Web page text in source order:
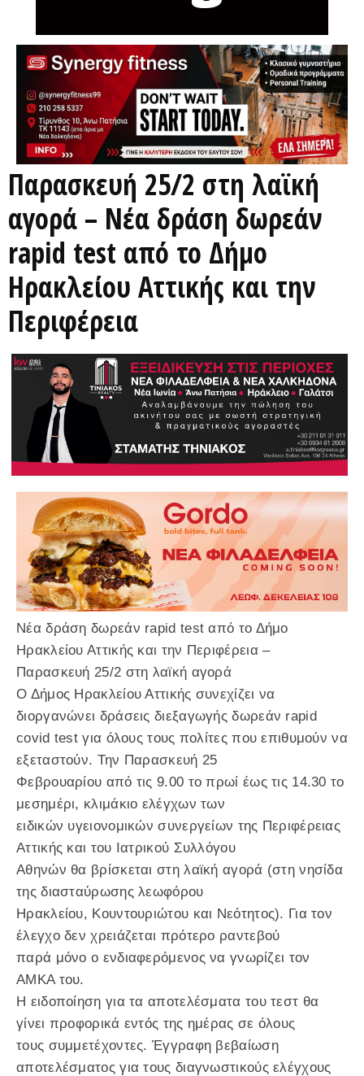
Παρασκευή 25/2 στη λαϊκή
αγορά – Νέα δράση δωρεάν
rapid test από το Δήμο
Ηρακλείου Αττικής και την
Περιφέρεια
Νέα δράση δωρεάν rapid test από το Δήμο
Ηρακλείου Αττικής και την Περιφέρεια –
Παρασκευή 25/2 στη λαϊκή αγορά
Ο Δήμος Ηρακλείου Αττικής συνεχίζει να
διοργανώνει δράσεις διεξαγωγής δωρεάν rapid
covid test για όλους τους πολίτες που επιθυμούν να
εξεταστούν. Την Παρασκευή 25
Φεβρουαρίου από τις 9.00 το πρωί έως τις 14.30 το
μεσημέρι, κλιμάκιο ελέγχων των
ειδικών υγειονομικών συνεργείων της Περιφέρειας
Αττικής και του Ιατρικού Συλλόγου
Αθηνών θα βρίσκεται στη λαϊκή αγορά (στη νησίδα
της διασταύρωσης λεωφόρου
Ηρακλείου, Κουντουριώτου και Νεότητος). Για τον
έλεγχο δεν χρειάζεται πρότερο ραντεβού
παρά μόνο ο ενδιαφερόμενος να γνωρίζει τον
ΑΜΚΑ του.
Η ειδοποίηση για τα αποτελέσματα του τεστ θα
γίνει προφορικά εντός της ημέρας σε όλους
τους συμμετέχοντες. Έγγραφη βεβαίωση
αποτελέσματος για τους διαγνωστικούς ελέγχους